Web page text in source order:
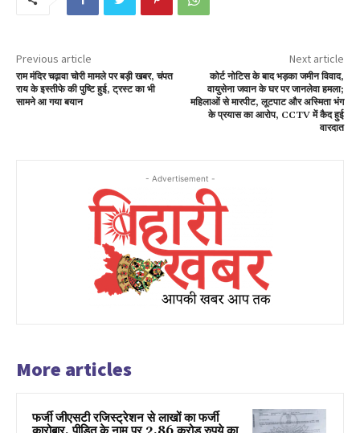
Previous article
राम मंदिर चढ़ावा चोरी मामले पर बड़ी खबर, चंपत
राय के इस्तीफे की पुष्टि हुई, ट्रस्ट का भी
सामने आ गया बयान
Next article
कोर्ट नोटिस के बाद भड़का जमीन विवाद,
वायुसेना जवान के घर पर जानलेवा हमला;
महिलाओं से मारपीट, लूटपाट और अस्मिता भंग
के प्रयास का आरोप, CCTV में कैद हुई
वारदात
- Advertisement -
More articles
फर्जी जीएसटी रजिस्ट्रेशन से लाखों का फर्जी